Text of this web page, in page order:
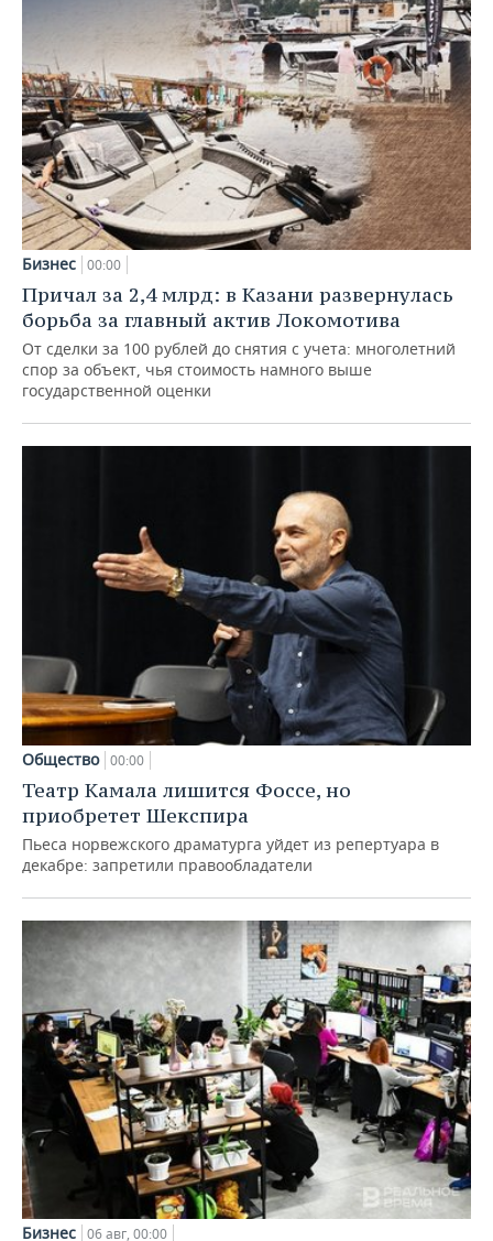
Бизнес 00:00
Причал за 2,4 млрд: в Казани развернулась
борьба за главный актив Локомотива
От сделки за 100 рублей до снятия с учета: многолетний
спор за объект, чья стоимость намного выше
государственной оценки
Общество 00:00
Театр Камала лишится Фоссе, но
приобретет Шекспира
Пьеса норвежского драматурга уйдет из репертуара в
декабре: запретили правообладатели
Бизнес 06 авг, 00:00